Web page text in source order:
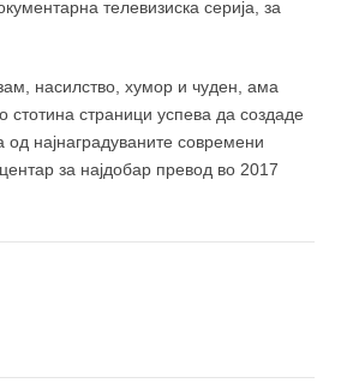
телевизиска серија, за
насилство, хумор и чуден, ама
стотина страници успева да создаде
од најнаградуваните современи
за најдобар превод во 2017